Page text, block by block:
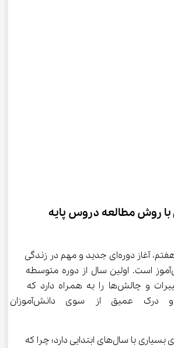
با روش مطالعه دروس پایه
گام نهادن به پایه هفتم، آغاز دوره‌ای جدید و مهم در زندگی
آموزشی هر دانش‌آموز است. اولین سال از دوره متوسطه
اول، دنیایی از تغییرات و چالش‌ها را به همراه دارد که
نیازمند توجه و درک عمیق از سوی
این دوره تفاوت‌های بسیاری با سال‌های ابتدایی دارد؛ چرا که